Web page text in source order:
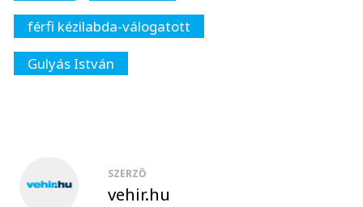
férfi kézilabda-válogatott
Gulyás István
SZERZŐ
vehir.hu